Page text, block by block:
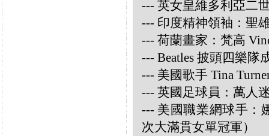
--- 英女皇維多利亞二
--- 印度精神領袖：聖
--- 荷蘭畫家：梵高
--- Beatles 披頭四樂隊
--- 美國歌手 Tina
--- 英國足球員：萬人
--- 美國職業網球手：
次大滿貫女單冠軍）